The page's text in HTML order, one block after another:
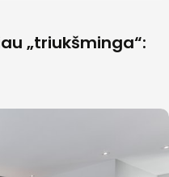
„triukšminga“: